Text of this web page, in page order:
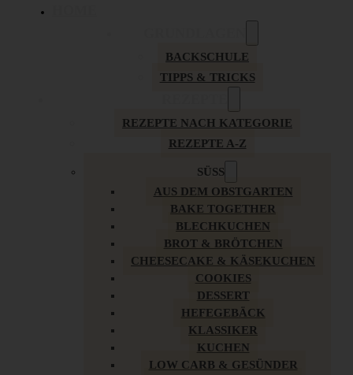
BACKSCHULE
TIPPS & TRICKS
REZEPTE NACH KATEGORIE
REZEPTE A-Z
SÜSS
AUS DEM OBSTGARTEN
BAKE TOGETHER
BLECHKUCHEN
BROT & BRÖTCHEN
CHEESECAKE & KÄSEKUCHEN
COOKIES
DESSERT
HEFEGEBÄCK
KLASSIKER
KUCHEN
LOW CARB & GESÜNDER